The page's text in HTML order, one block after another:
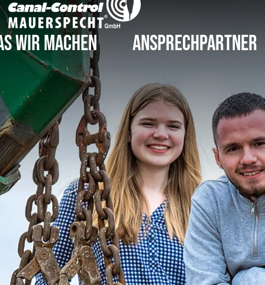
wir machen
Höchstdruck-Wasserstrahlen
Ansprechpartner